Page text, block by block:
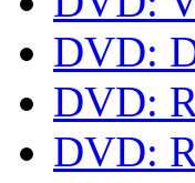
DVD:
DVD:
DVD: